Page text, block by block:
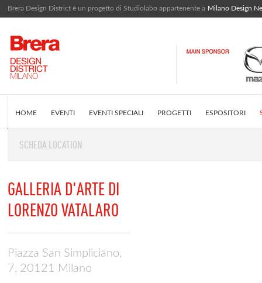
Brera Design District è un progetto di Studiolabo appartenente a Milano Design
HOME EVENTI EVENTI SPECIALI PROGETTI ESPOSITORI
EDITORIALE COS'È BRERA DESIGN DISTRICT
SCHEDA LOCATION
GALLERIA D'ARTE DI
LORENZO VATALARO
Piazza San Simpliciano,
7, 20121 Milano